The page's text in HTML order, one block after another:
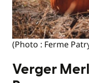
(Photo : Ferme
Verger